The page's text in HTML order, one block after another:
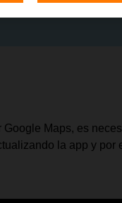
Maps, es
la app y por